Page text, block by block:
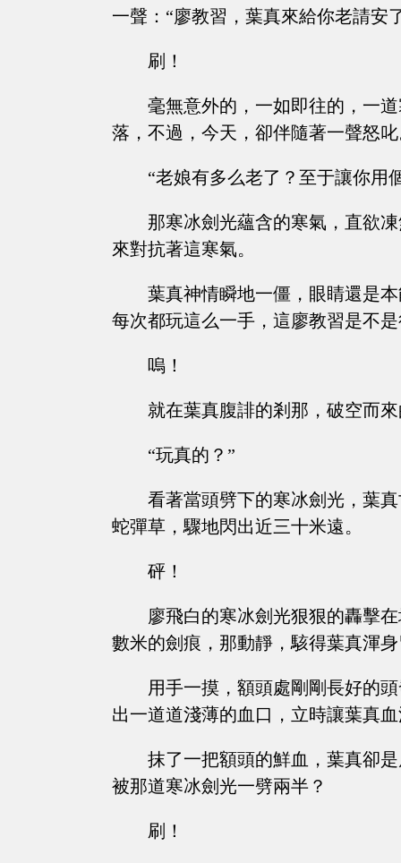
一聲：“廖教習，葉真來給你老請安
刷！
毫無意外的，一如即往的，一
落，不過，今天，卻伴隨著一聲怒
“老娘有多么老了？至于讓你用
那寒冰劍光蘊含的寒氣，直欲
來對抗著這寒氣。
葉真神情瞬地一僵，眼睛還是
每次都玩這么一手，這廖教習是不是
嗚！
就在葉真腹誹的剎那，破空而
“玩真的？”
看著當頭劈下的寒冰劍光，葉
蛇彈草，驟地閃出近三十米遠。
砰！
廖飛白的寒冰劍光狠狠的轟擊
數米的劍痕，那動靜，駭得葉真渾
用手一摸，額頭處剛剛長好的
出一道道淺薄的血口，立時讓葉真
抹了一把額頭的鮮血，葉真卻
被那道寒冰劍光一劈兩半？
刷！